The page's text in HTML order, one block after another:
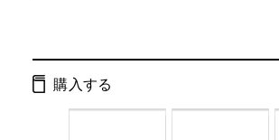
ページ数：
購入する